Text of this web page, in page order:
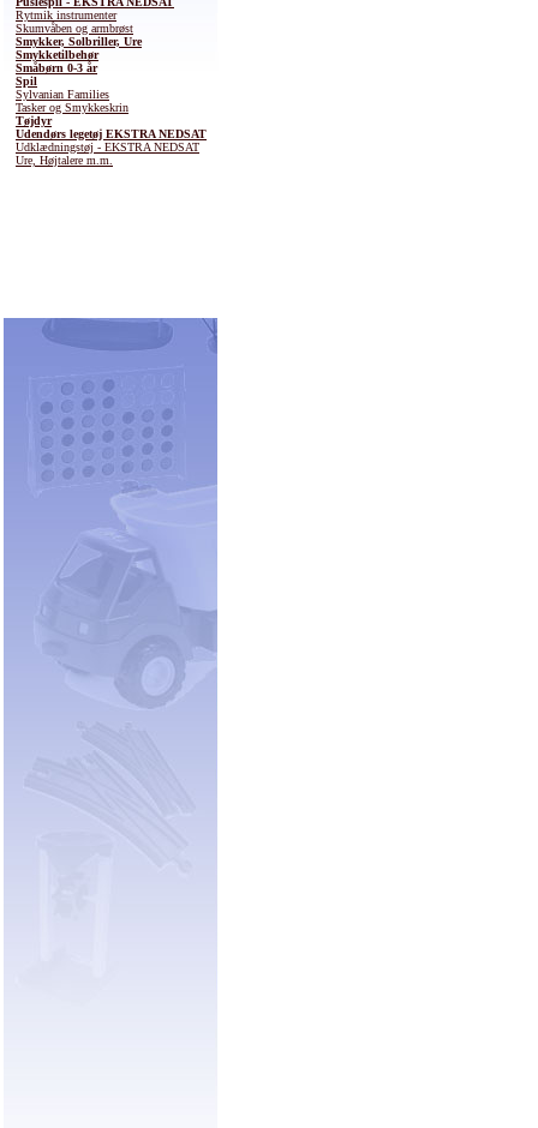
Rytmik instrumenter
Skumvåben og armbrøst
Smykker, Solbriller, Ure
Smykketilbehør
Småbørn 0-3 år
Spil
Sylvanian Families
Tasker og Smykkeskrin
Tøjdyr
Udendørs legetøj EKSTRA NEDSAT
Udklædningstøj - EKSTRA NEDSAT
Ure, Højtalere m.m.